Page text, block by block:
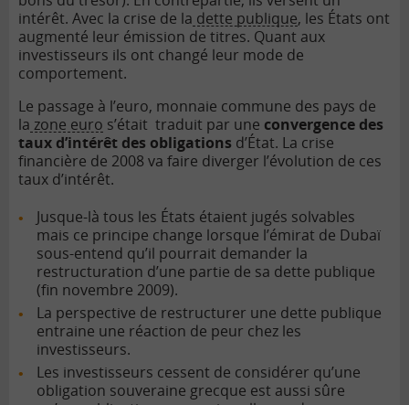
intérêt. Avec la crise de la dette publique, les États ont
augmenté leur émission de titres. Quant aux
investisseurs ils ont changé leur mode de
comportement.
Le passage à l’euro, monnaie commune des pays de
la zone euro s’était traduit par une convergence des
taux d’intérêt des obligations d’État. La crise
financière de 2008 va faire diverger l’évolution de ces
taux d’intérêt.
Jusque-là tous les États étaient jugés solvables
mais ce principe change lorsque l’émirat de Dubaï
sous-entend qu’il pourrait demander la
restructuration d’une partie de sa dette publique
(fin novembre 2009).
La perspective de restructurer une dette publique
entraine une réaction de peur chez les
investisseurs.
Les investisseurs cessent de considérer qu’une
obligation souveraine grecque est aussi sûre